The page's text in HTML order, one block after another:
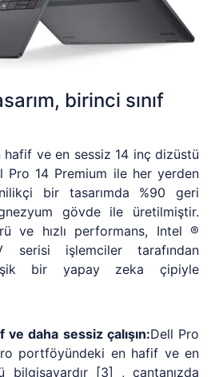
birinci sınıf
hafif ve en sessiz 14 inç dizüstü
Pro 14 Premium ile her yerden
bir tasarımda %90 geri
gövde ile üretilmiştir.
ve hızlı performans, Intel ®
işlemciler tarafından
bir yapay zeka çipiyle
ve daha sessiz çalışın:Dell Pro
portföyündeki en hafif ve en
bilgisayardır [3] , çantanızda